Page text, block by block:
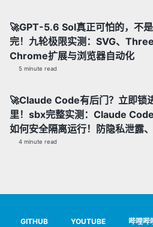
🚀GPT-5.6 Sol真正可怕的，不
完！九轮极限实测：SVG、
Chrome扩展与浏览器自动化
5 minute read
🚀Claude Code有后门？立即
里！sbx完整实测：Claude
如何安全隔离运行！防隐私泄露
4 minute read
GITHUB YOUTUBE 哔哩哔